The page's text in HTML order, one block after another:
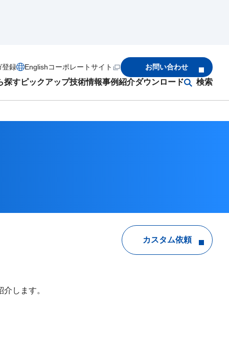
探すピックアップ技術情報事例紹介ダウンロード 検索
登録 Englishコーポレートサイト お問い合わせ
カスタム依頼
します。